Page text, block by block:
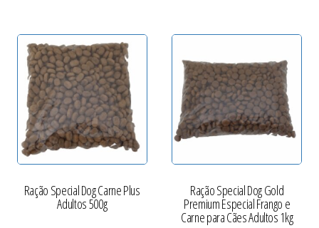
Ração Special Dog Carne Plus
Adultos 500g
Ração Special Dog Gold
Premium Especial Frango e
Carne para Cães Adultos 1kg